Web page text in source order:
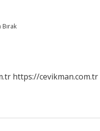
https://cevikman.com.tr